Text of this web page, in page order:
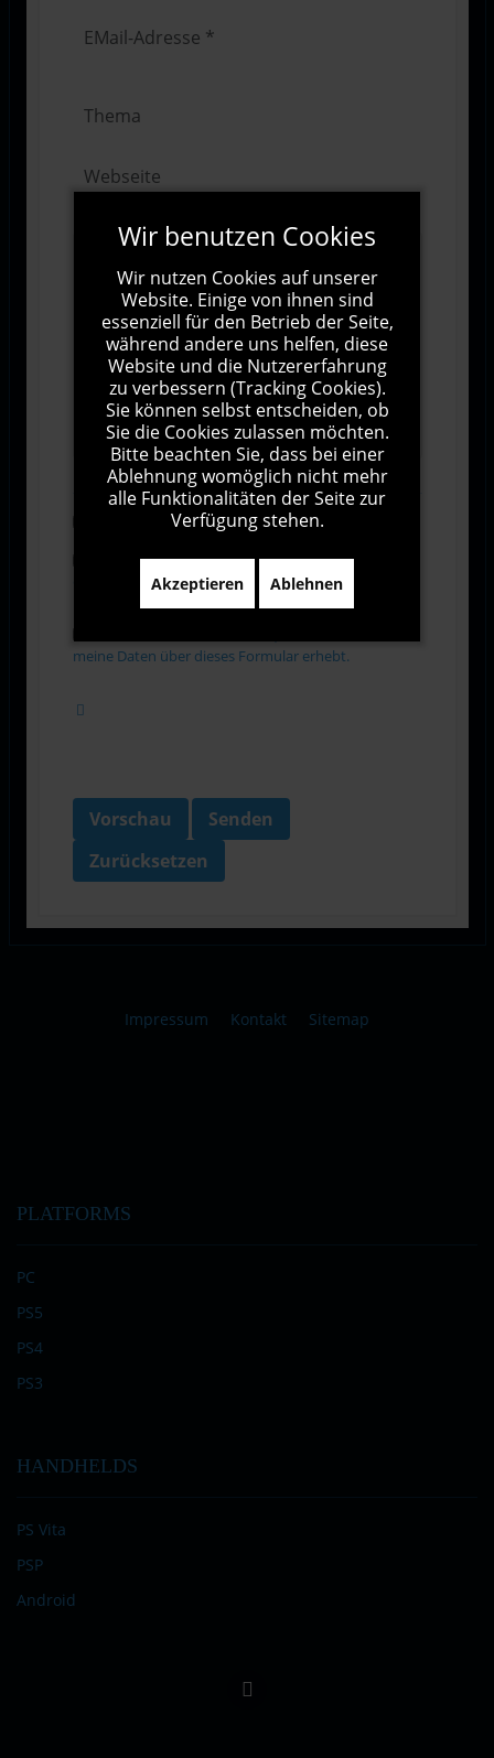
1000Zeichen übrig
Ich stimme den Allgemeinen
Geschäftsbedingungen zu.
meine Daten über dieses Formular erhebt.
Vorschau
Senden
Zurücksetzen
Impressum Kontakt Sitemap
PLATFORMS
PC
PS5
PS4
PS3
HANDHELDS
PS Vita
PSP
Android
Wir benutzen Cookies
Wir nutzen Cookies auf unserer
Website. Einige von ihnen sind
essenziell für den Betrieb der Seite,
während andere uns helfen, diese
Website und die Nutzererfahrung
zu verbessern (Tracking Cookies).
Sie können selbst entscheiden, ob
Sie die Cookies zulassen möchten.
Bitte beachten Sie, dass bei einer
Ablehnung womöglich nicht mehr
alle Funktionalitäten der Seite zur
Verfügung stehen.
Akzeptieren Ablehnen